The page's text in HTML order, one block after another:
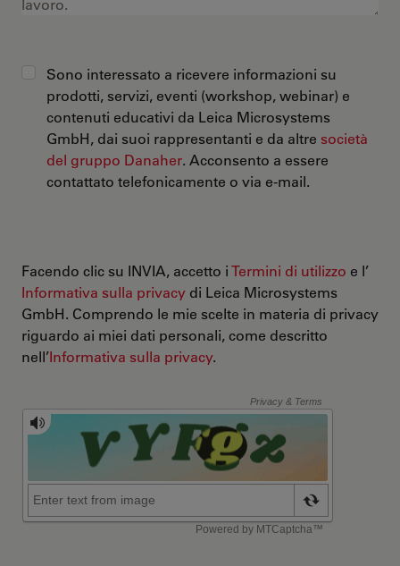
Sono interessato a ricevere informazioni su
prodotti, servizi, eventi (workshop, webinar) e
contenuti educativi da Leica Microsystems
GmbH, dai suoi rappresentanti e da altre società
del gruppo Danaher. Acconsento a essere
contattato telefonicamente o via e-mail.
Facendo clic su INVIA, accetto iTermini di utilizzo e l’
Informativa sulla privacy di Leica Microsystems
GmbH. Comprendo le mie scelte in materia di privacy
riguardo ai miei dati personali, come descritto
nell’Informativa sulla privacy.